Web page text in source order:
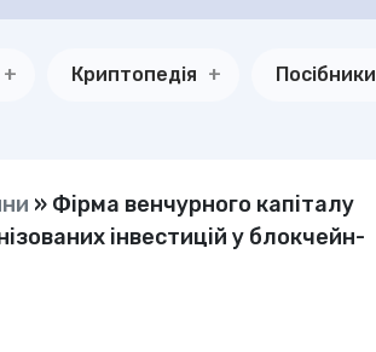
Криптопедія Посібники
» Фірма венчурного капіталу
інвестицій у блокчейн-